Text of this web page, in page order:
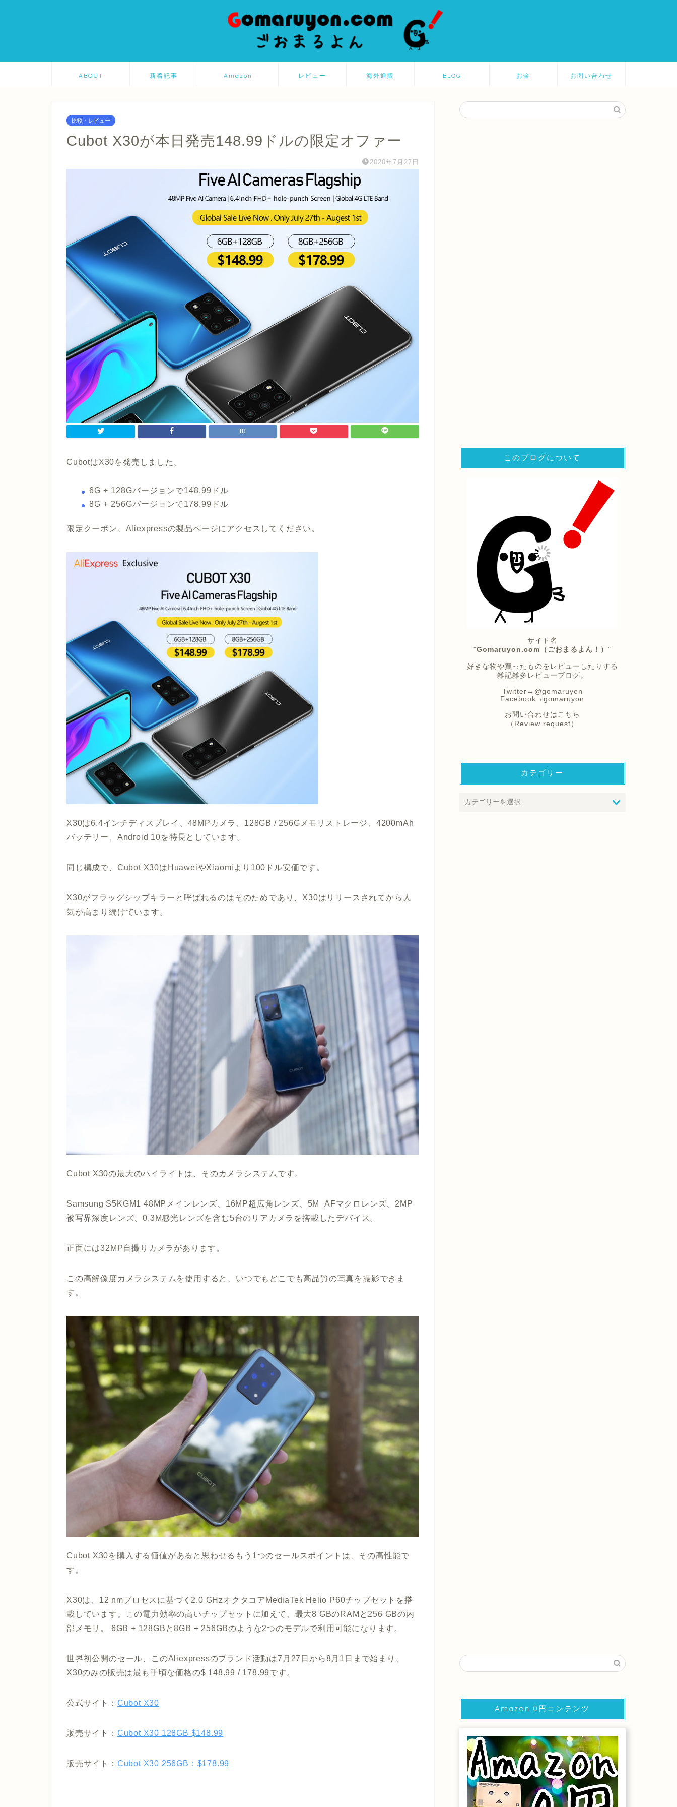
ABOUT 新着記事 Amazon レビュー 海外通販 BLOG お金 お問い合わせ
比較・レビュー
Cubot X30が本日発売148.99ドルの限定オファー
2020年7月27日
CubotはX30を発売しました。
6G + 128Gバージョンで148.99ドル
8G + 256Gバージョンで178.99ドル
限定クーポン、Aliexpressの製品ページにアクセスしてください。
X30は6.4インチディスプレイ、48MPカメラ、128GB / 256Gメモリストレージ、4200mAh
バッテリー、Android 10を特長としています。
同じ構成で、Cubot X30はHuaweiやXiaomiより100ドル安価です。
X30がフラッグシップキラーと呼ばれるのはそのためであり、X30はリリースされてから人
気が高まり続けています。
Cubot X30の最大のハイライトは、そのカメラシステムです。
Samsung S5KGM1 48MPメインレンズ、16MP超広角レンズ、5M_AFマクロレンズ、2MP
被写界深度レンズ、0.3M感光レンズを含む5台のリアカメラを搭載したデバイス。
正面には32MP自撮りカメラがあります。
この高解像度カメラシステムを使用すると、いつでもどこでも高品質の写真を撮影できま
す。
Cubot X30を購入する価値があると思わせるもう1つのセールスポイントは、その高性能で
す。
X30は、12 nmプロセスに基づく2.0 GHzオクタコアMediaTek Helio P60チップセットを搭
載しています。この電力効率の高いチップセットに加えて、最大8 GBのRAMと256 GBの内
部メモリ。 6GB + 128GBと8GB + 256GBのような2つのモデルで利用可能になります。
世界初公開のセール、このAliexpressのブランド活動は7月27日から8月1日まで始まり、
X30のみの販売は最も手頃な価格の$ 148.99 / 178.99です。
公式サイト： Cubot X30
販売サイト： Cubot X30 128GB $148.99
販売サイト： Cubot X30 256GB：$178.99
このブログについて
サイト名
"Gomaruyon.com（ごおまるよん！）"
好きな物や買ったものをレビューしたりする
雑記雑多レビューブログ。
Twitter→ @gomaruyon
Facebook→gomaruyon
お問い合わせはこちら
（Review request）
カテゴリー
Amazon 0円コンテンツ